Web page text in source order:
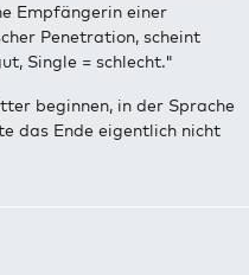
Empfängerin einer
Penetration, scheint
Single = schlecht."
beginnen, in der Sprache
das Ende eigentlich nicht